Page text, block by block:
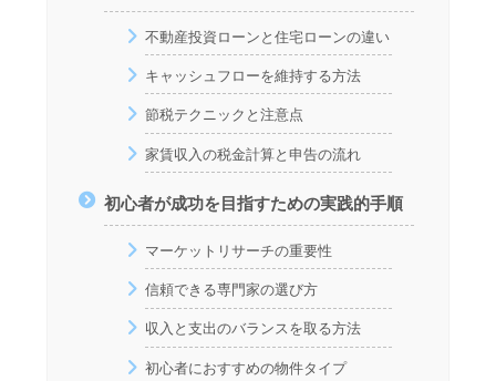
不動産投資ローンと住宅ローンの違い
キャッシュフローを維持する方法
節税テクニックと注意点
家賃収入の税金計算と申告の流れ
初心者が成功を目指すための実践的手順
マーケットリサーチの重要性
信頼できる専門家の選び方
収入と支出のバランスを取る方法
初心者におすすめの物件タイプ